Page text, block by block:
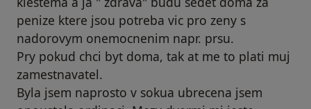
penize ktere jsou potreba vic pro zeny s
nadorovym onemocnenim napr. prsu.
Pry pokud chci byt doma, tak at me to plati muj
zamestnavatel.
Byla jsem naprosto v sokua ubrecena jsem